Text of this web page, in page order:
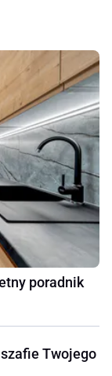
poradnik
Twojego